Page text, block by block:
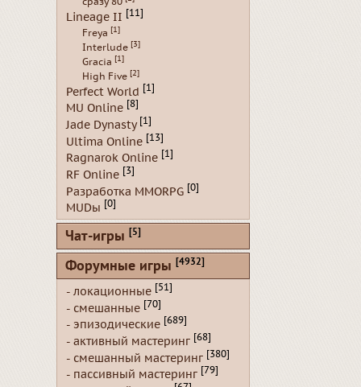
Lineage II [11]
Freya [1]
Interlude [3]
Gracia [1]
High Five [2]
Perfect World [1]
MU Online [8]
Jade Dynasty [1]
Ultima Online [13]
Ragnarok Online [1]
RF Online [3]
Разработка MMORPG [0]
MUDы [0]
Чат-игры [5]
Форумные игры [4932]
- локационные [51]
- смешанные [70]
- эпизодические [689]
- активный мастеринг [68]
- смешанный мастеринг [380]
- пассивный мастеринг [79]